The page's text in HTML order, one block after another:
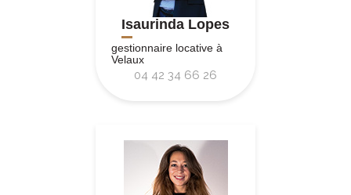
Isaurinda Lopes
gestionnaire locative à
Velaux
04 42 34 66 26